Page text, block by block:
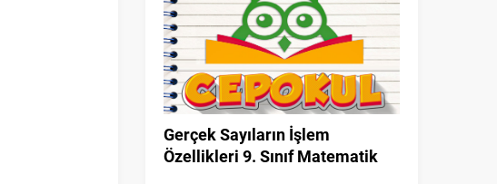
Gerçek Sayıların İşlem
Özellikleri 9. Sınıf Matematik